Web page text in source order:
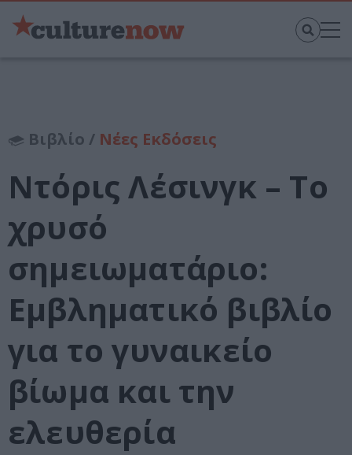
Βιβλίο / Νέες Εκδόσεις
Ντόρις Λέσινγκ – Το
χρυσό
σημειωματάριο:
Εμβληματικό βιβλίο
για το γυναικείο
βίωμα και την
ελευθερία